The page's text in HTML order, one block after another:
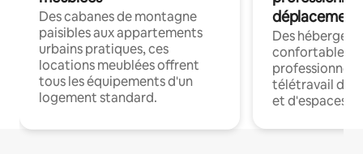
Des cabanes de montagne
paisibles aux appartements
urbains pratiques, ces
locations meublées offrent
tous les équipements d'un
logement standard.
déplacement
Des
confortables
professionnels
télétravail
et d'espaces